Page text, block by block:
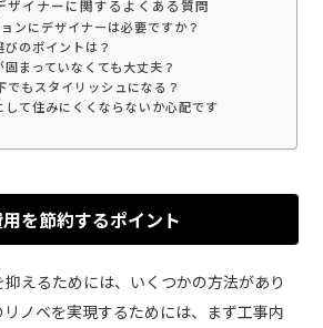
ザイナーに関するよくある質問
ンにデザイナーは必要ですか？
のポイントは？
まっていなくても大丈夫？
もスタイリッシュになる？
て住みにくくならないか心配です
を節約するポイント
えるためには、いくつかの方法があり
ノベを実現するためには、まず工事内